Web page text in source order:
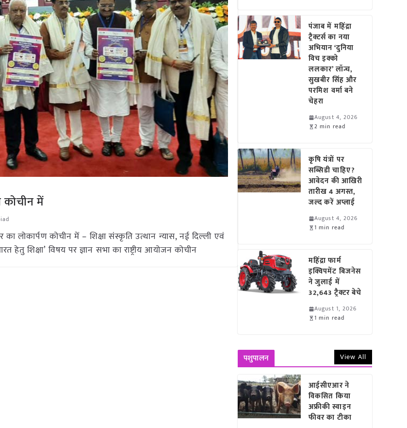
कोचीन में
का लोकार्पण कोचीन में – शिक्षा संस्कृति उत्थान न्यास, नई दिल्ली एवं
हेतु शिक्षा’ विषय पर ज्ञान सभा का राष्ट्रीय आयोजन कोचीन
पंजाब में महिंद्रा
ट्रैक्टर्स का नया
अभियान ‘दुनिया
विच इक्को
ललकार’ लॉन्च,
सुखबीर सिंह और
परमिश वर्मा बने
चेहरा
August 4, 2026
2 min read
कृषि यंत्रों पर
सब्सिडी चाहिए?
आवेदन की आखिरी
तारीख 4 अगस्त,
जल्द करें अप्लाई
August 4, 2026
1 min read
महिंद्रा फार्म
इक्विपमेंट बिजनेस
ने जुलाई में
32,643 ट्रैक्टर बेचे
August 1, 2026
1 min read
पशुपालन View All
आईसीएआर ने
विकसित किया
अफ्रीकी स्वाइन
फीवर का टीका